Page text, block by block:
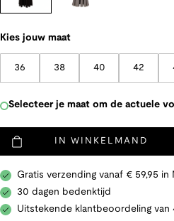
Kies jouw maat
36 38 40 42
Selecteer je maat om de actuele
IN WINKELMAND
Gratis verzending vanaf € 59,95 in
30 dagen bedenktijd
Uitstekende klantbeoordeling van